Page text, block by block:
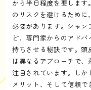
から半日程度を要しま
のリスクを避けるために
必要があります。シャン
ど、専門家からのアド
持ちさせる秘訣です。頭
は異なるアプローチで
注目されています。し
メリット、そして信頼